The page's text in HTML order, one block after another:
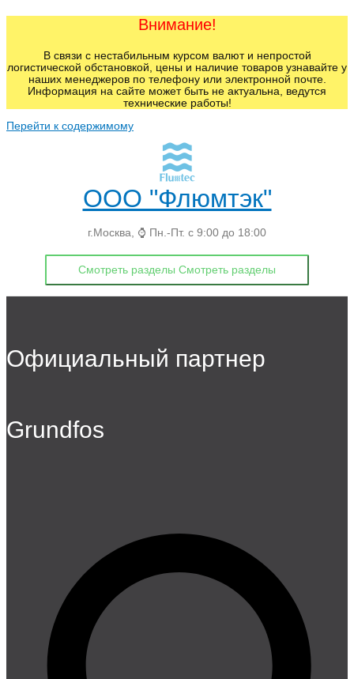
Внимание!
В связи с нестабильным курсом валют и непростой
логистической обстановкой, цены и наличие товаров узнавайте у
наших менеджеров по телефону или электронной почте.
Информация на сайте может быть не актуальна, ведутся
технические работы!
Перейти к содержимому
ООО "Флюмтэк"
г.Москва, ⌚ Пн.-Пт. с 9:00 до 18:00
Смотреть разделы Смотреть разделы
Официальный партнер
Grundfos